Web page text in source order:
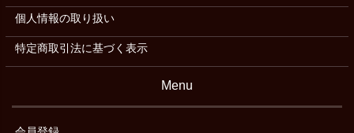
個人情報の取り扱い
特定商取引法に基づく表示
Menu